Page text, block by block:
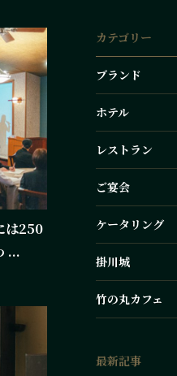
は250
...
カテゴリー
ブランド
ホテル
レストラン
ご宴会
ケータリング
掛川城
竹の丸カフェ
最新記事